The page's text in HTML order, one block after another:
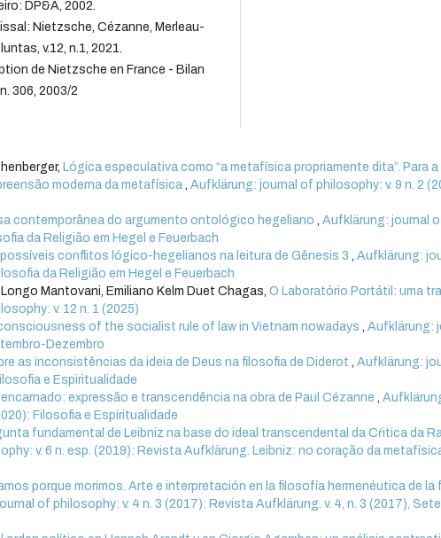
DP&A, 2002.
Nietzsche, Cézanne, Merleau-
v.12, n.1, 2021.
de Nietzsche en France - Bilan
306, 2003/2
Lógica especulativa como “a metafísica propriamente dita”. Para a
moderna da metafísica,Aufklärung: journal of philosophy: v. 9 n. 2
contemporânea do argumento ontológico hegeliano,Aufklärung: journal
da Religião em Hegel e Feuerbach
conflitos lógico-hegelianos na leitura de Gênesis 3,Aufklärung:
da Religião em Hegel e Feuerbach
Mantovani, Emiliano Kelm Duet Chagas,O Laboratório Portátil: uma
v. 12 n. 1 (2025)
of the socialist rule of law in Vietnam nowadays,Aufklärung:
Dezembro
as inconsistências da ideia de Deus na filosofia de Diderot,Aufklärung:
e Espiritualidade
expressão e transcendência na obra de Paul Cézanne,
Filosofia e Espiritualidade
fundamental de Leibniz na base do ideal transcendental da Cŕitica da
v. 6 n. esp. (2019): Revista Aufklärung. Leibniz: no coração da
porque morimos. Arte e interpretación en la filosofía hermenéutica de la
of philosophy: v. 4 n. 3 (2017): Revista Aufklärung. v. 4, n. 3 (2017),